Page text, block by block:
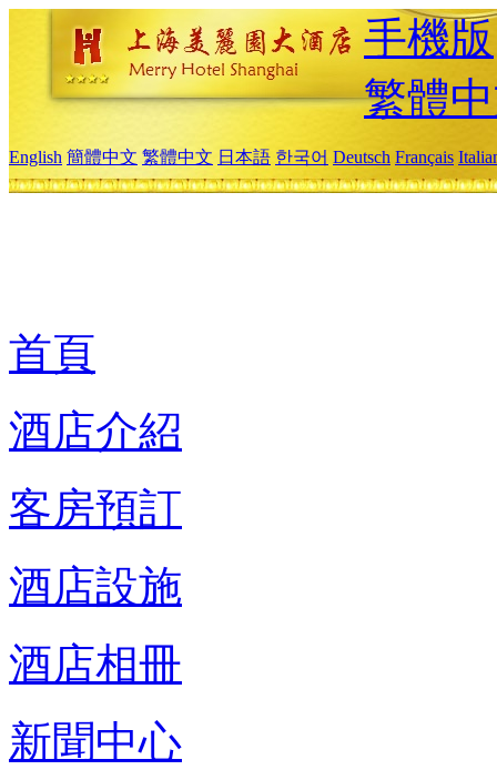
手機版
繁體
English 簡體中文 繁體中文 日本語 한국어 Deutsch Français
首頁
酒店介紹
客房預訂
酒店設施
酒店相冊
新聞中心